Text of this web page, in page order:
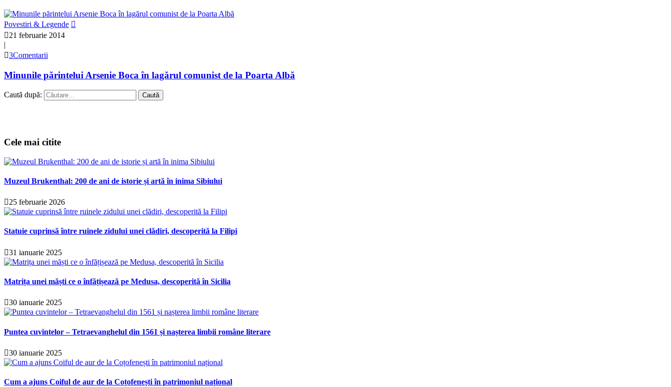
Povestiri & Legende
21 februarie 2014
|
3Comentarii
Minunile părintelui Arsenie Boca în lagărul comunist de la Poarta Albă
Caută după:
Cele mai citite
Muzeul Brukenthal: 200 de ani de istorie și artă în inima Sibiului
25 februarie 2026
Statuie cuprinsă între ruinele zidului unei clădiri, descoperită la Filipi
31 ianuarie 2025
Matrița unei măști ce o înfățișează pe Medusa, descoperită în Sicilia
30 ianuarie 2025
Puntea cuvintelor – Tetraevanghelul din 1561 și nașterea limbii române literare
30 ianuarie 2025
Cum a ajuns Coiful de aur de la Coțofenești în patrimoniul național